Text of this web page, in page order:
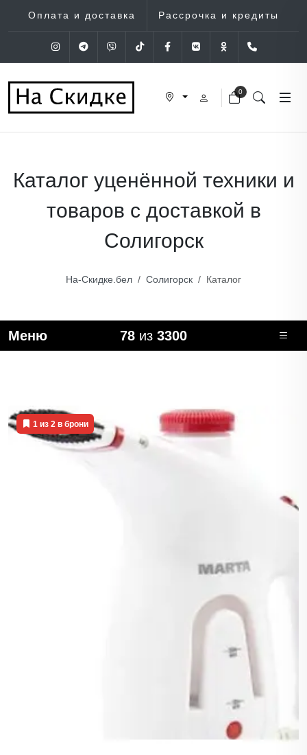
Оплата и доставка Рассрочка и кредиты
InstagramTelegram
Viber Tik-Tok Facebook
VK OK
0
Каталог уценённой техники и
товаров с доставкой в
Солигорск
На-Скидке.бел Солигорск Каталог
Меню 78 из 3300
1 из 2 в брони